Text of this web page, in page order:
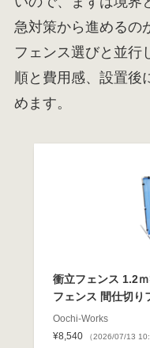
急対策から進めるの
フェンス選びと並行
順と費用感、設置後
めます。
衝立フェンス 1.2
フェンス 間仕切り
Oochi-Works
¥8,540
（2026/07/13